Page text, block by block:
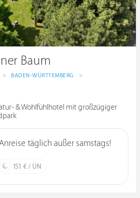
Baum
> BADEN-WÜRTTEMBERG
>
& Wohlfühlhotel mit großzügiger
täglich außer samstags!
151 € / ÜN